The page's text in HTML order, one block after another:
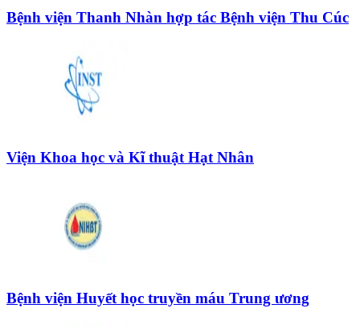
Bệnh viện Thanh Nhàn hợp tác Bệnh viện Thu Cúc
Viện Khoa học và Kĩ thuật Hạt Nhân
Bệnh viện Huyết học truyền máu Trung ương